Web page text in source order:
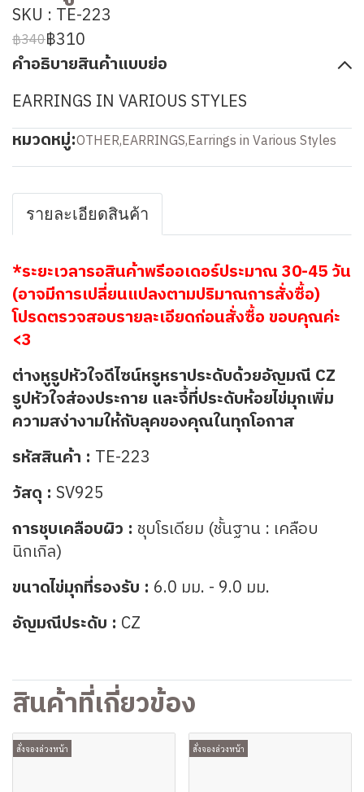
SKU : TE-223
฿340฿310
คำอธิบายสินค้าแบบย่อ
EARRINGS IN VARIOUS STYLES
หมวดหมู่:OTHER,EARRINGS,Earrings in Various Styles
รายละเอียดสินค้า
*ระยะเวลารอสินค้าพรีออเดอร์ประมาณ 30-45 วัน
(อาจมีการเปลี่ยนแปลงตามปริมาณการสั่งซื้อ)
โปรดตรวจสอบรายละเอียดก่อนสั่งซื้อ ขอบคุณค่ะ
<3
ต่างหูรูปหัวใจดีไซน์หรูหราประดับด้วยอัญมณี CZ
รูปหัวใจส่องประกาย และจี้ที่ประดับห้อยไข่มุกเพิ่ม
ความสง่างามให้กับลุคของคุณในทุกโอกาส
รหัสสินค้า : TE-223
วัสดุ : SV925
การชุบเคลือบผิว : ชุบโรเดียม (ชั้นฐาน : เคลือบ
นิกเกิล)
ขนาดไข่มุกที่รองรับ : 6.0 มม. - 9.0 มม.
อัญมณีประดับ : CZ
สินค้าที่เกี่ยวข้อง
สั่งจองล่วงหน้า สั่งจองล่วงหน้า